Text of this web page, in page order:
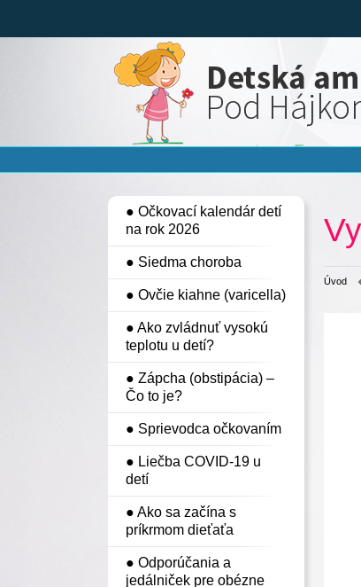
● Očkovací kalendár detí
na rok 2026
● Siedma choroba
● Ovčie kiahne (varicella)
● Ako zvládnuť vysokú
teplotu u detí?
● Zápcha (obstipácia) –
Čo to je?
● Sprievodca očkovaním
● Liečba COVID-19 u
detí
● Ako sa začína s
príkrmom dieťaťa
● Odporúčania a
jedálniček pre obézne
Úvod